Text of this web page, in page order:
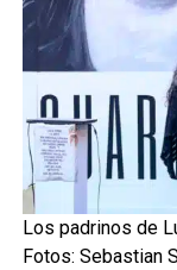
Los padrinos de
Fotos: Sebastian